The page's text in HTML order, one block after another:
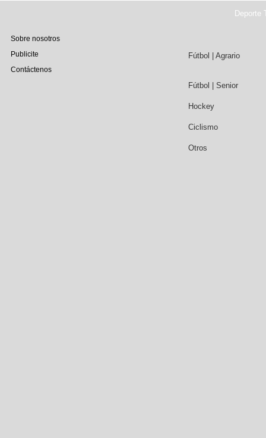
Deporte
Sobre nosotros
Publicite
Contáctenos
Fútbol | Agrario
Fútbol | Senior
Hockey
Ciclismo
Otros